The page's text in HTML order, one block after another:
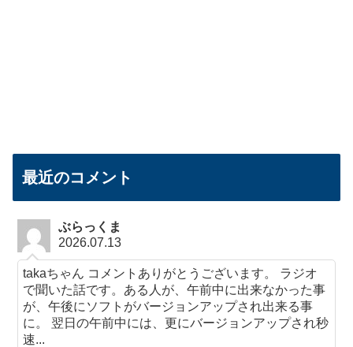
最近のコメント
ぶらっくま
2026.07.13
takaちゃん コメントありがとうございます。 ラジオ
で聞いた話です。ある人が、午前中に出来なかった事
が、午後にソフトがバージョンアップされ出来る事
に。 翌日の午前中には、更にバージョンアップされ秒
速...